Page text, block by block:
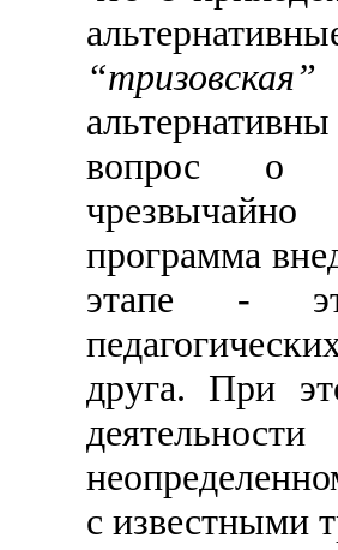
вопрос о
программа
этапе - это
друга. При
с известными